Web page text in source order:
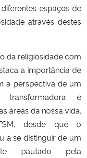
espaços de
através destes
da religiosidade com
a importância de
a perspectiva de um
transformadora e
áreas da nossa vida.
desde que o
a se distinguir de um
pautado pela